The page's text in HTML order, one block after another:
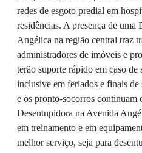
redes de esgoto predial em
residências. A presença de uma
Angélica na região central traz
administradores de imóveis e
terão suporte rápido em caso
inclusive em feriados e finais de
e os pronto-socorros continuam
Desentupidora na Avenida
em treinamento e em
melhor serviço, seja para